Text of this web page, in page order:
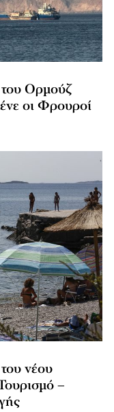
Ορμούζ
οι Φρουροί
νέου
–